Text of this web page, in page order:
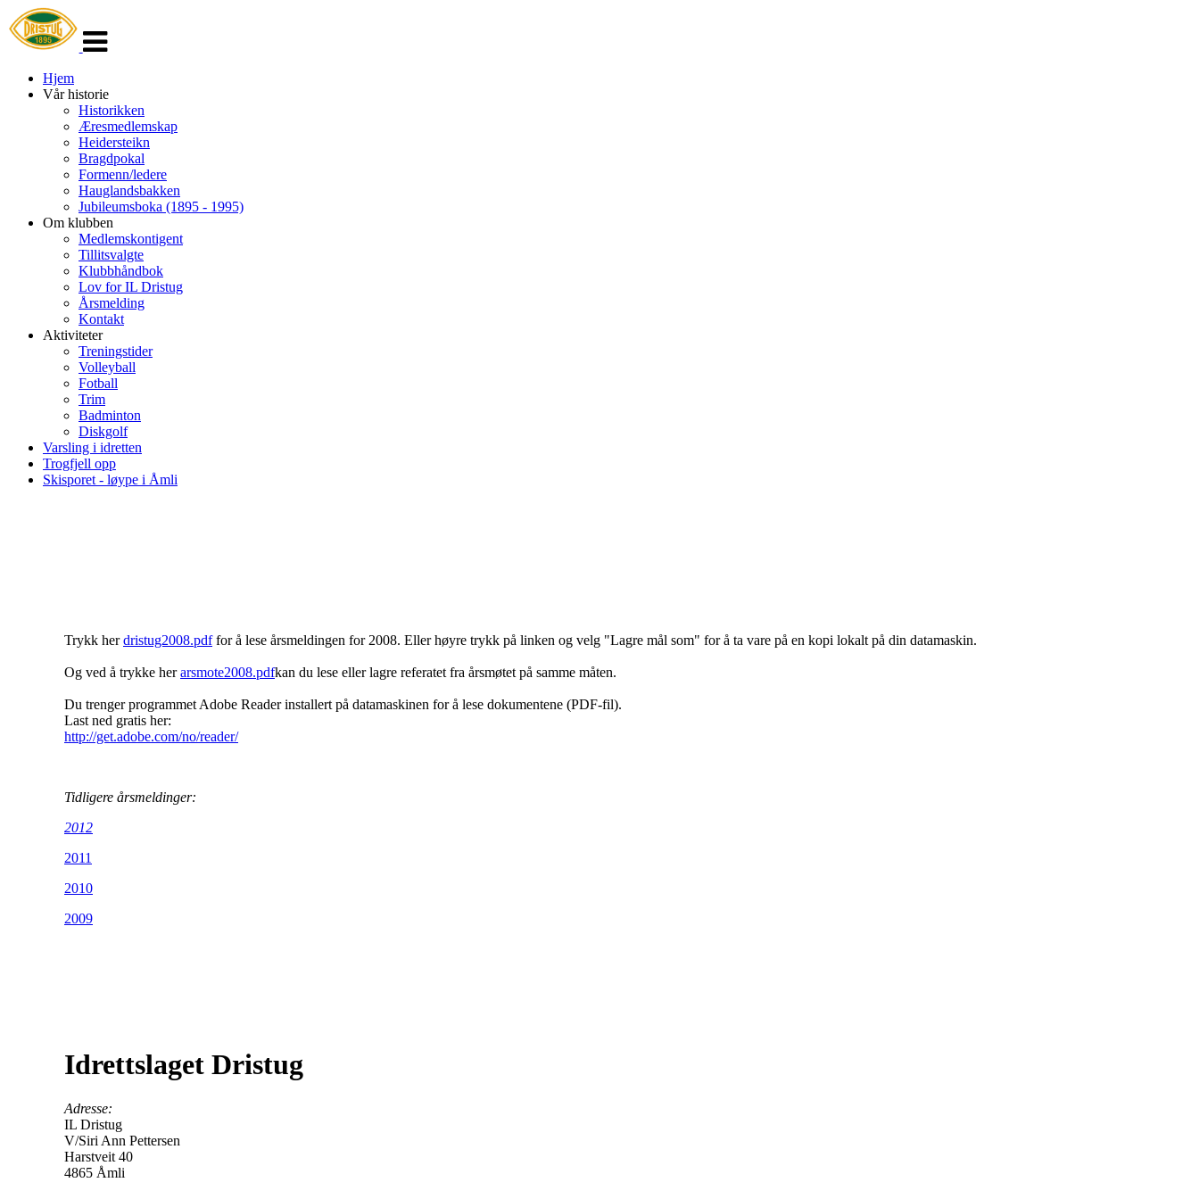
navigasjon
Hjem
Vår historie
Historikken
Æresmedlemskap
Heidersteikn
Bragdpokal
Formenn/ledere
Hauglandsbakken
Jubileumsboka (1895 - 1995)
Om klubben
Medlemskontigent
Tillitsvalgte
Klubbhåndbok
Lov for IL Dristug
Årsmelding
Kontakt
Aktiviteter
Treningstider
Volleyball
Fotball
Trim
Badminton
Diskgolf
Varsling i idretten
Trogfjell opp
Skisporet - løype i Åmli
Trykk herdristug2008.pdffor å lese årsmeldingen for 2008. Eller høyre trykk på linken og velg "Lagre mål som" for å ta vare på en kopi lokalt på din datamaskin.
Og ved å trykke herarsmote2008.pdfkan du lese eller lagre referatet fra årsmøtet på samme måten.
Du trenger programmet Adobe Reader installert på datamaskinen for å lese dokumentene (PDF-fil).
Last ned gratis her:
http://get.adobe.com/no/reader/
Tidligere årsmeldinger:
2012
2011
2010
2009
Idrettslaget Dristug
Adresse:
IL Dristug
V/Siri Ann Pettersen
Harstveit 40
4865 Åmli